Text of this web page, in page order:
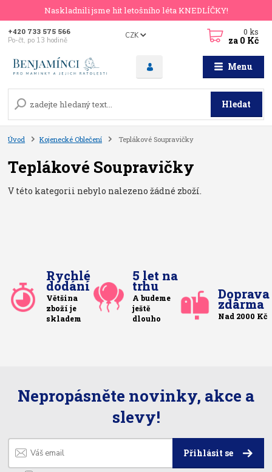
Naskladnili jsme hit letošního léta KNEDLÍČKY!
Menu
CZK
Hledat
+420 733 575 566
Po-čt, po 13 hodině
0ks
za 0 Kč
Úvod Kojenecké Oblečení Teplákové Soupravičky
Teplákové Soupravičky
V této kategorii nebylo nalezeno žádné zboží.
Rychlé
dodání
Většina
zboží je
skladem
5 let na
trhu
A budeme
ještě
dlouho
Doprava
zdarma
Nad 2000 Kč
Nepropásněte novinky, akce a
slevy!
Přihlásit se